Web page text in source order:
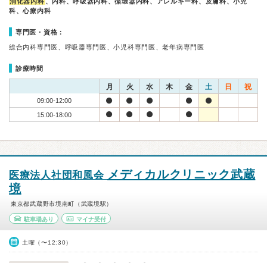
科、心療内科
専門医・資格：
総合内科専門医、呼吸器専門医、小児科専門医、老年病専門医
診療時間
月 火 水 木 金 土 日 祝
09:00-12:00
15:00-18:00
医療法人社団和風会 メディカルクリニック武蔵
境
東京都武蔵野市境南町（武蔵境駅）
駐車場あり マイナ受付
土曜（〜12:30）